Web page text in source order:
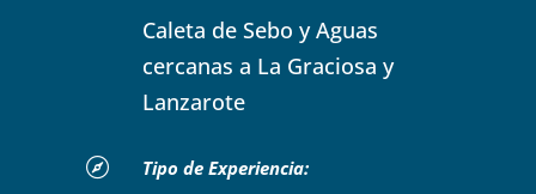
Caleta de Sebo y Aguas
cercanas a La Graciosa y
Lanzarote
 Tipo de Experiencia: